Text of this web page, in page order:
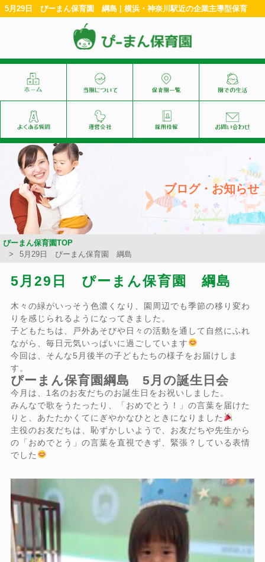
5月29日 ぴーまん保育園 綱島 | 横浜・神奈川駅近の企業主導型保育
ブログ・お知らせ
ぴーまん保育園TOP
5月29日 ぴーまん保育園 綱島
5月29日 ぴーまん保育園 綱島
木々の緑がいっそう色濃くなり、園周辺でも季節の移り変わ
りを感じられるようになってきました。
子どもたちは、戸外あそびや日々の活動を通して自然にふれ
ながら、毎日元気いっぱいに過ごしています
今回は、そんな5月後半の子どもたちの様子をお届けしま
す。
ぴーまん保育園綱島 5月の誕生日会
今月は、1名のお友だちのお誕生日をお祝いしました。
みんなで歌をうたったり、「おめでとう！」の言葉を届けた
りと、あたたかくてにぎやかなひとときになりました
主役のお友だちは、恥ずかしいようで、お友だちや先生から
の「おめでとう」の言葉を直視できず、緊張？している表情
でした